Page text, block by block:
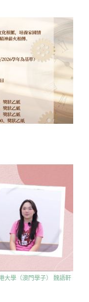
大學（澳門學子） 魏語軒